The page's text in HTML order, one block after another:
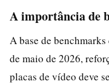
A importância de
A base de
de maio de 2026,
placas de vídeo deve